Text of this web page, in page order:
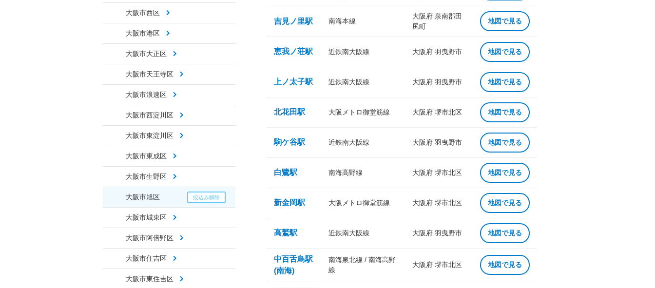
大阪市西区
大阪市港区
大阪市大正区
大阪市天王寺区
大阪市浪速区
大阪市西淀川区
大阪市東淀川区
大阪市東成区
大阪市生野区
大阪市旭区
大阪市城東区
大阪市阿倍野区
大阪市住吉区
大阪市東住吉区
吉見ノ里駅 南海本線
大阪府 泉南郡田
尻町
地図で見る
恵我ノ荘駅 近鉄南大阪線 大阪府 羽曳野市 地図で見る
上ノ太子駅 近鉄南大阪線 大阪府 羽曳野市 地図で見る
北花田駅 大阪メトロ御堂筋線 大阪府 堺市北区 地図で見る
駒ケ谷駅 近鉄南大阪線 大阪府 羽曳野市 地図で見る
白鷺駅 南海高野線 大阪府 堺市北区 地図で見る
新金岡駅 大阪メトロ御堂筋線 大阪府 堺市北区 地図で見る
高鷲駅 近鉄南大阪線 大阪府 羽曳野市 地図で見る
中百舌鳥駅
(南海)
南海泉北線 / 南海高野
線
大阪府 堺市北区 地図で見る